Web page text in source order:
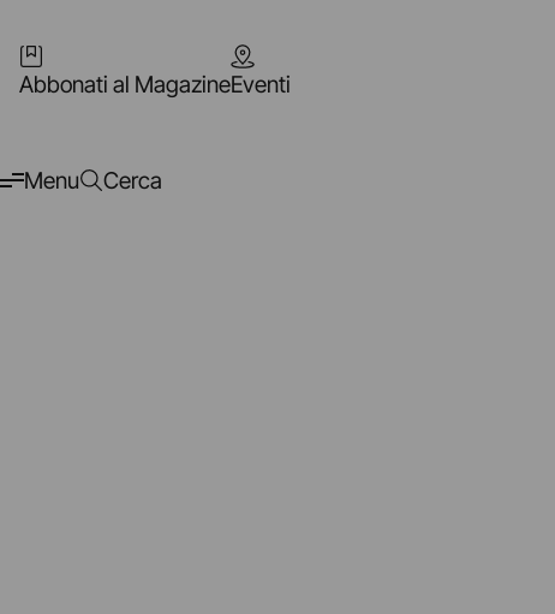
Abbonati al MagazineEventi
Menu Cerca